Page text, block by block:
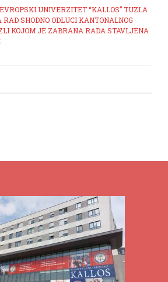
UNIVERZITET “KALLOS” TUZLA
SHODNO ODLUCI KANTONALNOG
KOJOM JE ZABRANA RADA STAVLJENA